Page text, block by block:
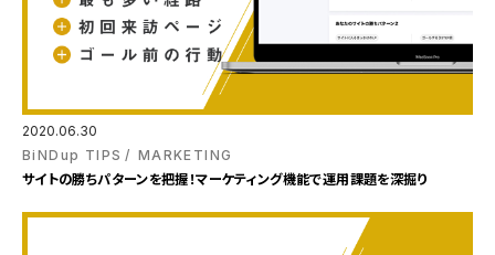
2020.06.30
BiNDup TIPS
MARKETING
サイトの勝ちパターンを把握！マーケティング機能で運用課題を深掘り